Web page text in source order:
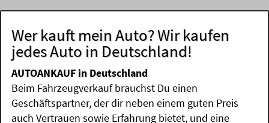
Wer kauft mein Auto? Wir kaufen
jedes Auto in Deutschland!
AUTOANKAUF in Deutschland
Beim Fahrzeugverkauf brauchst Du einen
Geschäftspartner, der dir neben einem guten Preis
auch Vertrauen sowie Erfahrung bietet, und eine